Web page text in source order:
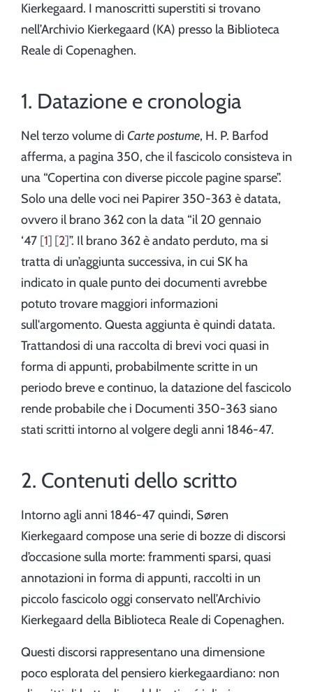
Kierkegaard. I manoscritti superstiti si trovano
nell’Archivio Kierkegaard (KA) presso la Biblioteca
Reale di Copenaghen.
1. Datazione e cronologia
Nel terzo volume di Carte postume, H. P. Barfod
afferma, a pagina 350, che il fascicolo consisteva in
una “Copertina con diverse piccole pagine sparse”.
Solo una delle voci nei Papirer 350-363 è datata,
ovvero il brano 362 con la data “il 20 gennaio
‘47 1 2 ”. Il brano 362 è andato perduto, ma si
tratta di un’aggiunta successiva, in cui SK ha
indicato in quale punto dei documenti avrebbe
potuto trovare maggiori informazioni
sull'argomento. Questa aggiunta è quindi datata.
Trattandosi di una raccolta di brevi voci quasi in
forma di appunti, probabilmente scritte in un
periodo breve e continuo, la datazione del fascicolo
rende probabile che i Documenti 350-363 siano
stati scritti intorno al volgere degli anni 1846-47.
2. Contenuti dello scritto
Intorno agli anni 1846-47 quindi, Søren
Kierkegaard compose una serie di bozze di discorsi
d’occasione sulla morte: frammenti sparsi, quasi
annotazioni in forma di appunti, raccolti in un
piccolo fascicolo oggi conservato nell’Archivio
Kierkegaard della Biblioteca Reale di Copenaghen.
Questi discorsi rappresentano una dimensione
poco esplorata del pensiero kierkegaardiano: non